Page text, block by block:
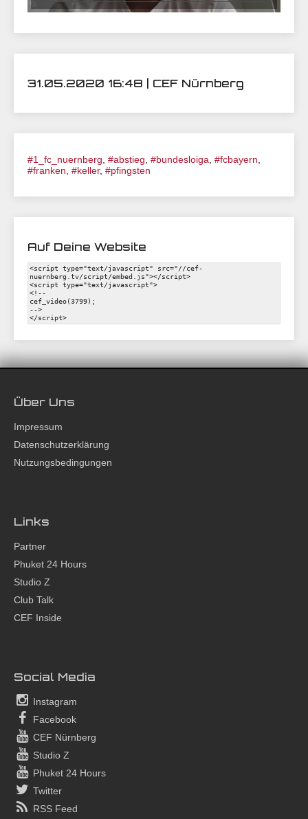
31.05.2020 16:48 | CEF Nürnberg
#1_fc_nuernberg #abstieg #bundesloiga #fcbayern
#franken #keller, #pfingsten
Auf Deine Website
Über Uns
Impressum
Datenschutzerklärung
Nutzungsbedingungen
Links
Partner
Phuket 24 Hours
Studio Z
Club Talk
CEF Inside
Social Media
Instagram
Facebook
CEF Nürnberg
Studio Z
Phuket 24 Hours
Twitter
RSS Feed